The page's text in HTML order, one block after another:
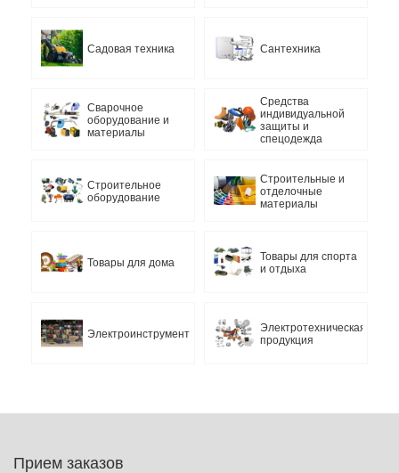
Садовая техника Сантехника
Сварочное
оборудование и
материалы
Средства
индивидуальной
защиты и
спецодежда
Строительное
оборудование
Строительные и
отделочные
материалы
Товары для дома
Товары для спорта
и отдыха
Электроинструмент
Электротехническая
продукция
Прием заказов